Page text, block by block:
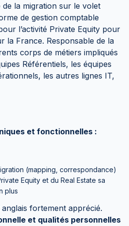
la migration sur le volet
de gestion comptable
l’activité Private Equity pour
la France. Responsable de la
corps de métiers impliqués
Référentiels, les équipes
les autres lignes IT,
et fonctionnelles :
(mapping, correspondance)
Equity et du Real Estate sa
plus
fortement apprécié.
et qualités personnelles